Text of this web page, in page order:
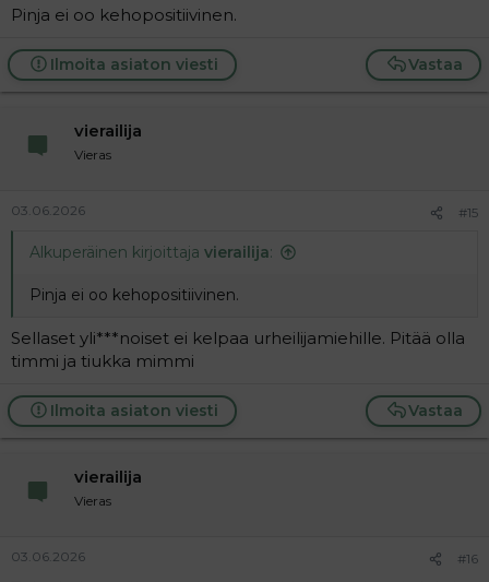
Pinja ei oo kehopositiivinen.
Vastaa
Ilmoita asiaton viesti
vierailija
Vieras
03.06.2026 #15
Alkuperäinen kirjoittaja vierailija:
Pinja ei oo kehopositiivinen.
Sellaset yli***noiset ei kelpaa urheilijamiehille. Pitää olla
timmi ja tiukka mimmi
Vastaa
Ilmoita asiaton viesti
vierailija
Vieras
03.06.2026 #16